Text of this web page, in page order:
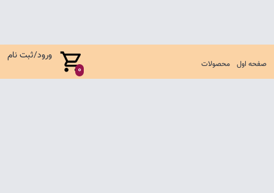
صفحه اول محصولات 0
ورود/ثبت نام